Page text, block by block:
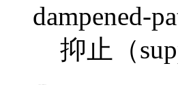
dampened-
抑止（